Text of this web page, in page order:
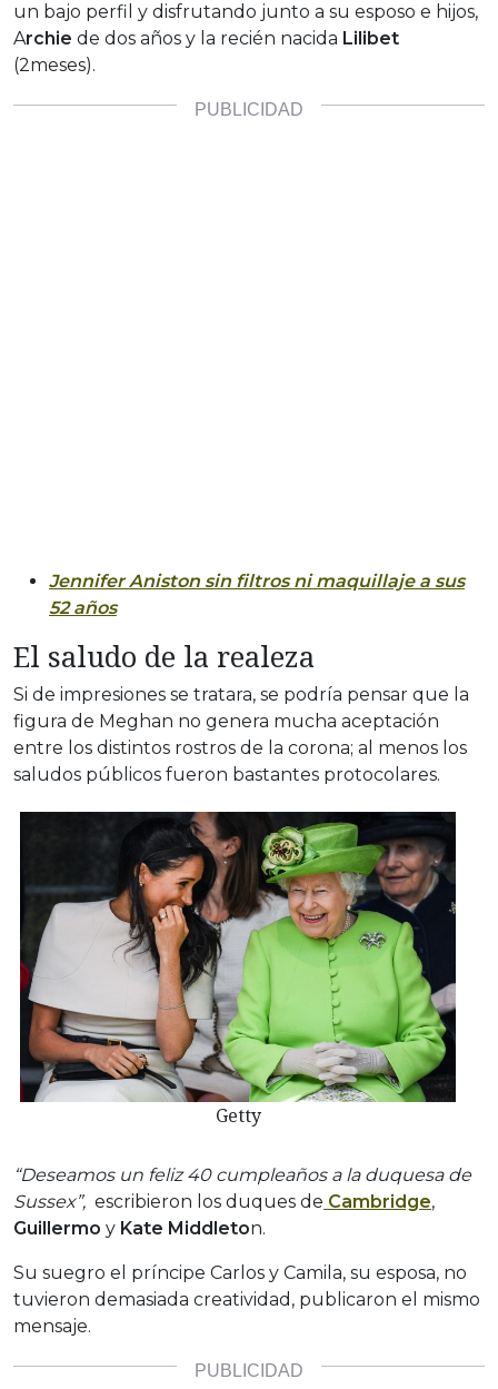
un bajo perfil y disfrutando junto a su esposo e hijos,
Archie de dos años y la recién nacida Lilibet
(2meses).
Jennifer Aniston sin filtros ni maquillaje a sus
52 años
El saludo de la realeza
Si de impresiones se tratara, se podría pensar que la
figura de Meghan no genera mucha aceptación
entre los distintos rostros de la corona; al menos los
saludos públicos fueron bastantes protocolares.
Getty
“Deseamos un feliz 40 cumpleaños a la duquesa de
Sussex”, escribieron los duques de Cambridge,
Guillermo y Kate Middleton.
Su suegro el príncipe Carlos y Camila, su esposa, no
tuvieron demasiada creatividad, publicaron el mismo
mensaje.